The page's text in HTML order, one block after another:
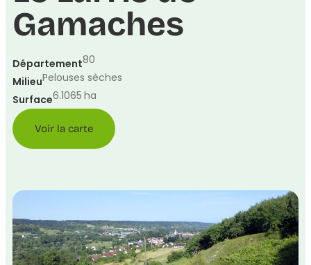
Gamaches
Département80
MilieuPelouses sèches
Surface6.1065 ha
Voir la carte